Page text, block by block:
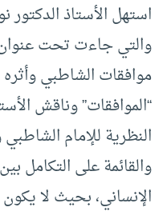
استهل الأستاذ الدكتور
والتي جاءت تحت عنوان
موافقات الشاطبي وأثره
“الموافقات” وناقش
النظرية للإمام
والقائمة على التكامل
الإنساني، بحيث لا